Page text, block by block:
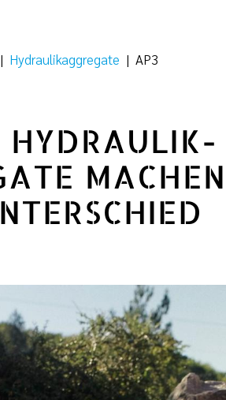
| Hydraulikaggregate | AP3
HYDRAULIK-
MACHEN